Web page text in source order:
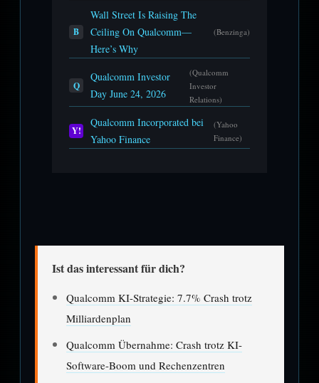
B
Wall Street Is Raising The
Ceiling On Qualcomm—
Here’s Why
(Benzinga)
Q
Qualcomm Investor
Day June 24, 2026
(Qualcomm
Investor
Relations)
Y!
Qualcomm Incorporated bei
Yahoo Finance
(Yahoo
Finance)
Ist das interessant für dich?
Qualcomm KI-Strategie: 7.7% Crash trotz
Milliardenplan
Qualcomm Übernahme: Crash trotz KI-
Software-Boom und Rechenzentren